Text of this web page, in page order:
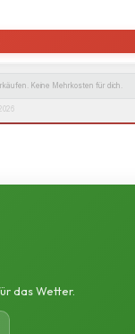
Keine Mehrkosten für dich.
das Wetter.